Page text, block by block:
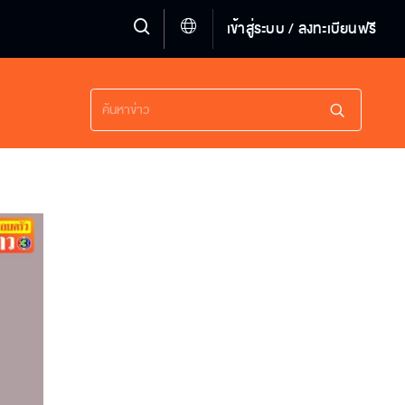
เข้าสู่ระบบ / ลงทะเบียนฟรี